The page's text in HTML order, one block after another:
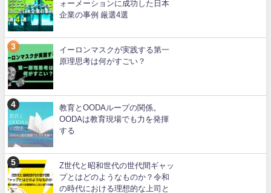
ォーメーションに成功した日本
企業の事例 厳選4選
イーロンマスクが実践する第一
原理思考は何がすごい？
教育とOODAループの関係。
OODAは教育現場でも力を発揮
する
Z世代と昭和世代の世代間ギャッ
プとはどのようなものか？令和
の時代における理想的な上司と